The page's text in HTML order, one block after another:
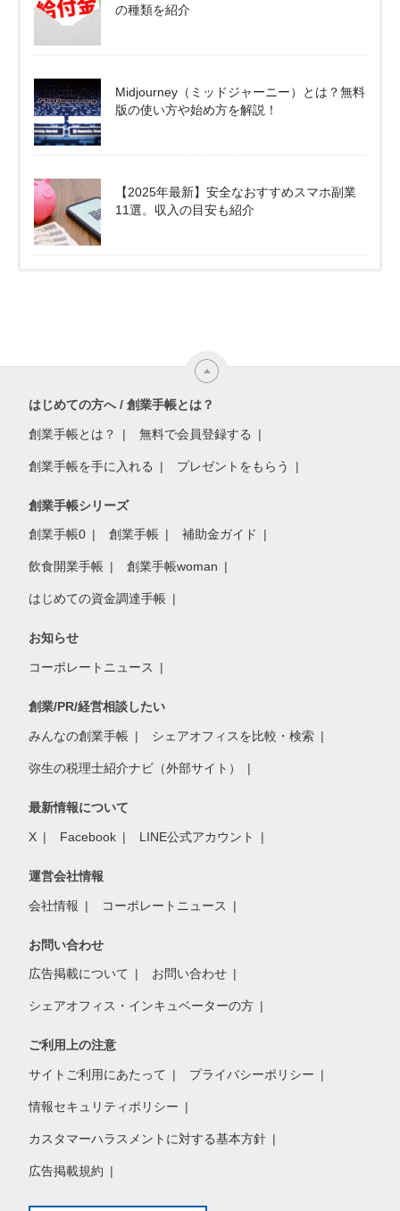
の種類を紹介
Midjourney（ミッドジャーニー）とは？無料
版の使い方や始め方を解説！
【2025年最新】安全なおすすめスマホ副業
11選。収入の目安も紹介
はじめての方へ / 創業手帳とは？
創業手帳とは？ 無料で会員登録する
創業手帳を手に入れる プレゼントをもらう
創業手帳シリーズ
創業手帳0 創業手帳 補助金ガイド
飲食開業手帳 創業手帳woman
はじめての資金調達手帳
お知らせ
コーポレートニュース
創業/PR/経営相談したい
みんなの創業手帳 シェアオフィスを比較・検索
弥生の税理士紹介ナビ（外部サイト）
最新情報について
X Facebook LINE公式アカウント
運営会社情報
会社情報 コーポレートニュース
お問い合わせ
広告掲載について お問い合わせ
シェアオフィス・インキュベーターの方
ご利用上の注意
サイトご利用にあたって プライバシーポリシー
情報セキュリティポリシー
カスタマーハラスメントに対する基本方針
広告掲載規約